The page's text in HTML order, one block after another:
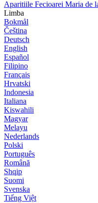
Aparitiile Fecioarei Maria de
Limba
Bokmål
Čeština
Deutsch
English
Español
Filipino
Français
Hrvatski
Indonesia
Italiana
Kiswahili
Magyar
Melayu
Nederlands
Polski
Português
Română
Shqip
Suomi
Svenska
Tiếng Việt